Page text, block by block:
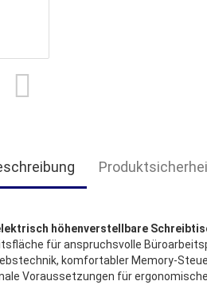
höhenverstellbare
für anspruchsvolle
komfortabler Memory-
Voraussetzungen für